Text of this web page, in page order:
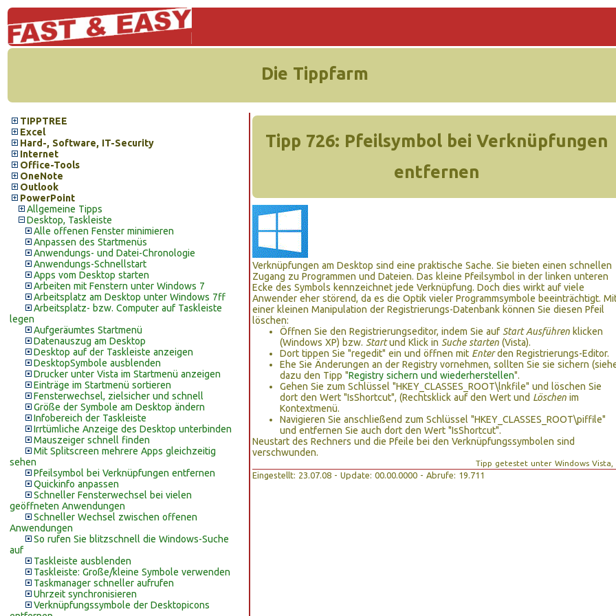
Die Tippfarm
TIPPTREE
Excel
Hard-, Software, IT-Security
Internet
Office-Tools
OneNote
Outlook
PowerPoint
Allgemeine Tipps
Desktop, Taskleiste
Alle offenen Fenster minimieren
Anpassen des Startmenüs
Anwendungs- und Datei-Chronologie
Anwendungs-Schnellstart
Apps vom Desktop starten
Arbeiten mit Fenstern unter Windows 7
Arbeitsplatz am Desktop unter Windows 7ff
Arbeitsplatz- bzw. Computer auf Taskleiste
legen
Aufgeräumtes Startmenü
Datenauszug am Desktop
Desktop auf der Taskleiste anzeigen
DesktopSymbole ausblenden
Drucker unter Vista im Startmenü anzeigen
Einträge im Startmenü sortieren
Fensterwechsel, zielsicher und schnell
Größe der Symbole am Desktop ändern
Infobereich der Taskleiste
Irrtümliche Anzeige des Desktop unterbinden
Mauszeiger schnell finden
Mit Splitscreen mehrere Apps gleichzeitig
sehen
Pfeilsymbol bei Verknüpfungen entfernen
Quickinfo anpassen
Schneller Fensterwechsel bei vielen
geöffneten Anwendungen
Schneller Wechsel zwischen offenen
Anwendungen
So rufen Sie blitzschnell die Windows-Suche
auf
Taskleiste ausblenden
Taskleiste: Große/kleine Symbole verwenden
Taskmanager schneller aufrufen
Uhrzeit synchronisieren
Verknüpfungssymbole der Desktopicons
Tipp 726: Pfeilsymbol bei Verknüpfungen
entfernen
Verknüpfungen am Desktop sind eine praktische Sache. Sie bieten einen schnellen
Zugang zu Programmen und Dateien. Das kleine Pfeilsymbol in der linken unteren
Ecke des Symbols kennzeichnet jede Verknüpfung. Doch dies wirkt auf viele
Anwender eher störend, da es die Optik vieler Programmsymbole beeinträchtigt.
einer kleinen Manipulation der Registrierungs-Datenbank können Sie diesen Pfeil
löschen:
Öffnen Sie den Registrierungseditor, indem Sie auf Start Ausführen klicken
(Windows XP) bzw. Startund Klick in Suche starten (Vista).
Dort tippen Sie "regedit" ein und öffnen mit Enterden Registrierungs-Editor.
Ehe Sie Änderungen an der Registry vornehmen, sollten Sie sie sichern
dazu den Tipp "Registry sichern und wiederherstellen".
Gehen Sie zum Schlüssel "HKEY_CLASSES_ROOT\lnkfile" und löschen Sie
dort den Wert "IsShortcut", (Rechtsklick auf den Wert und Löschen im
Kontextmenü.
Navigieren Sie anschließend zum Schlüssel "HKEY_CLASSES_ROOT\piffile"
und entfernen Sie auch dort den Wert "IsShortcut".
Neustart des Rechners und die Pfeile bei den Verknüpfungssymbolen sind
verschwunden.
Tipp getestet unter Windows Vista,
Eingestellt: 23.07.08 - Update: 00.00.0000 - Abrufe: 19.711